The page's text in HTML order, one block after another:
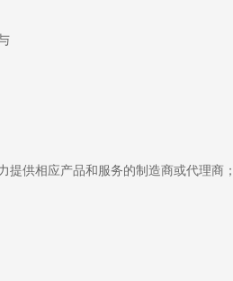
供相应产品和服务的制造商或代理商；